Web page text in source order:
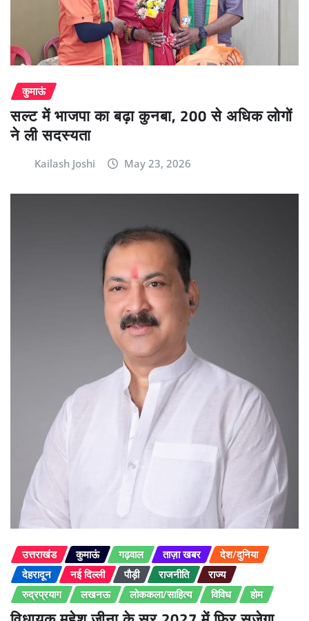
कुमाऊं
सल्ट में भाजपा का बढ़ा कुनबा, 200 से अधिक लोगों
ने ली सदस्यता
Kailash Joshi May 23, 2026
उत्तराखंड कुमाऊं गढ़वाल ताज़ा खबर
देश/दुनिया
देहरादून
नई दिल्ली पौड़ी राजनीति
राज्य
रुद्रप्रयाग
लखनऊ लोककला/साहित्य विविध होम